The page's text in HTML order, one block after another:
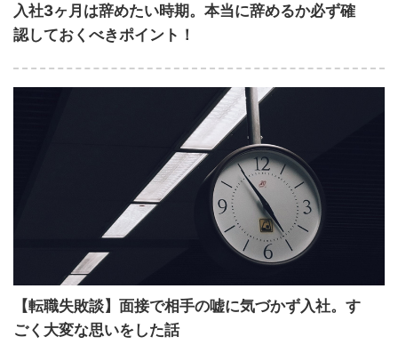
入社3ヶ月は辞めたい時期。本当に辞めるか必ず確
認しておくべきポイント！
【転職失敗談】面接で相手の嘘に気づかず入社。す
ごく大変な思いをした話